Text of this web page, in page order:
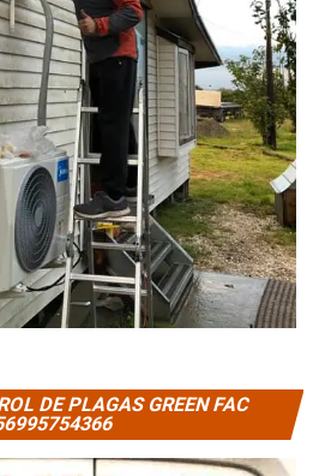
DE PLAGAS GREEN FAC